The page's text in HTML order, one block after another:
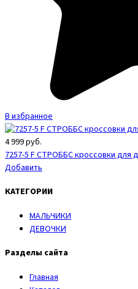
В избранное
4 999руб.
7257-5 F СТРОББС кроссовки для
Добавить
КАТЕГОРИИ
МАЛЬЧИКИ
ДЕВОЧКИ
Разделы сайта
Главная